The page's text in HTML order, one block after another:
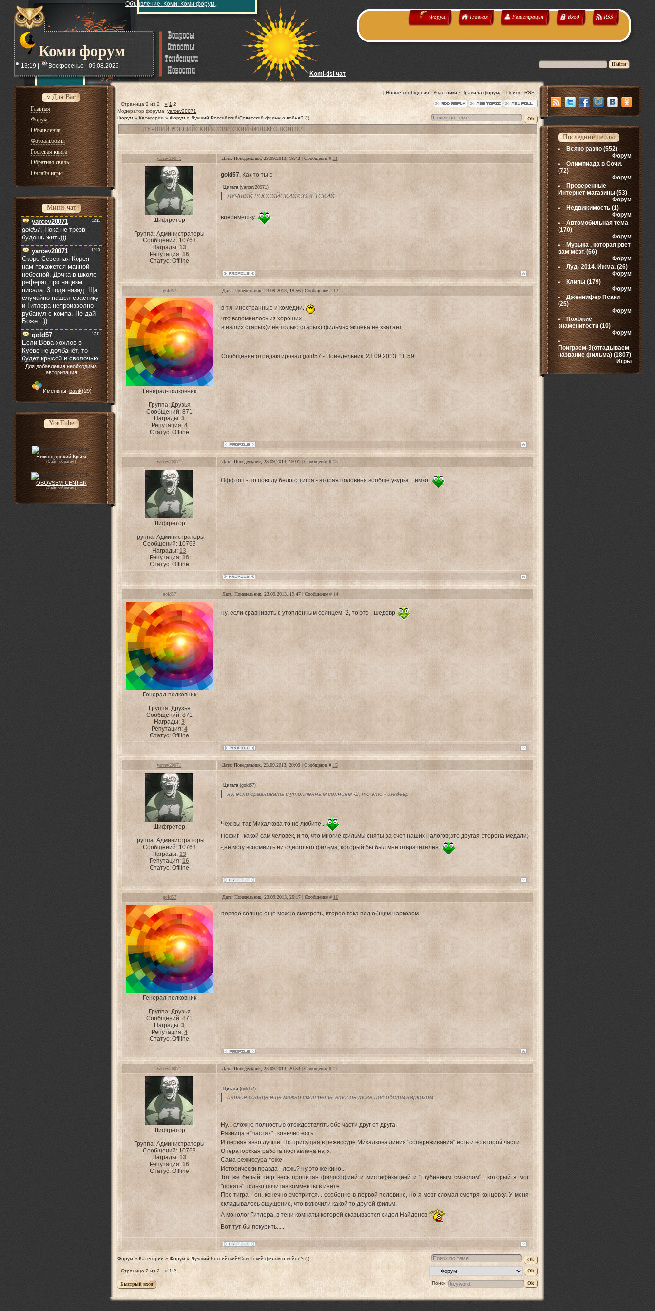
Коми форум
Объявление. Коми. Коми форум.
Форум Главная Регистрация Вход RSS
13:19 |
Воскресенье - 09.08.2026
Komi-dsl чат
v Для Вас
Главная
Форум
Объявления
Фотоальбомы
Гостевая книга
Обратная связь
Онлайн игры
Мини-чат
Для добавления необходима
авторизация
Именины:basik(29)
YouTube
Нижнегорский Крым
(Сайт побратим)
OBOVSEM-CENTER
(Сайт побратим)
[ Новые сообщения· Участники · Правила форума · Поиск· RSS]
Страница2 из 2 « 1 2
Модератор форума: yarcev20071
Форум » Категории » Форум » Лучший Российский/Советский фильм о войне? (.)
ЛУЧШИЙ РОССИЙСКИЙ/СОВЕТСКИЙ ФИЛЬМ О ВОЙНЕ?
yarcev20071 Дата: Понедельник, 23.09.2013, 18:42 | Сообщение # 11
Шифгретор
Группа: Администраторы
Сообщений: 10763
Награды:13
Репутация: 16
Статус: Offline
gold57, Как то ты с
Цитата(yarcev20071)
ЛУЧШИЙ РОССИЙСКИЙ/СОВЕТСКИЙ
вперемешку.
gold57 Дата: Понедельник, 23.09.2013, 18:56 | Сообщение # 12
Генерал-полковник
Группа: Друзья
Сообщений:871
Награды:3
Репутация: 4
Статус:Offline
в т.ч. иностранные и комедии.
что вспомнилось из хороших...
в наших старых(и не только старых) фильмах экшена не хватает
Сообщение отредактировал gold57 - Понедельник, 23.09.2013, 18:59
yarcev20071 Дата: Понедельник, 23.09.2013, 19:01 | Сообщение # 13
Шифгретор
Группа: Администраторы
Сообщений: 10763
Награды:13
Репутация: 16
Статус: Offline
Оффтоп - по поводу белого тигра - вторая половина вообще укурка... имхо.
gold57 Дата: Понедельник, 23.09.2013, 19:47 | Сообщение # 14
Генерал-полковник
Группа: Друзья
Сообщений:871
Награды:3
Репутация: 4
Статус:Offline
ну, если сравнивать с утопленным солнцем -2, то это - шедевр
yarcev20071 Дата: Понедельник, 23.09.2013, 20:09 | Сообщение # 15
Шифгретор
Группа: Администраторы
Сообщений: 10763
Награды:13
Репутация: 16
Статус: Offline
Цитата(gold57)
ну, если сравнивать с утопленным солнцем -2, то это - шедевр
Чёж вы так Михалкова то не любите..
Пофиг - какой сам человек, и то, что многие фильмы сняты за счет наших налогов(это другая сторона медали)
-,не могу вспомнить ни одного его фильма, который бы был мне отвратителен.
gold57 Дата: Понедельник, 23.09.2013, 20:17 | Сообщение # 16
Генерал-полковник
Группа: Друзья
Сообщений:871
Награды:3
Репутация: 4
Статус:Offline
первое солнце еще можно смотреть, второе тока под общим наркозом
yarcev20071 Дата: Понедельник, 23.09.2013, 20:53 | Сообщение # 17
Шифгретор
Группа: Администраторы
Сообщений: 10763
Награды:13
Репутация: 16
Статус: Offline
Цитата(gold57)
первое солнце еще можно смотреть, второе тока под общим наркозом
Ну... сложно полностью отождествлять обе части друг от друга.
Разница в "частях" , конечно есть.
И первая явно лучше. Но присущая в режиссуре Михалкова линия "сопереживания" есть и во второй части.
Операторская работа поставлена на 5.
Сама режиссура тоже.
Исторически правда - ложь? ну это же кино...
Тот же белый тигр весь пропитан философией и мистификацией и "глубинным смыслом" , который я мог
"понять" только почитав комменты в инете.
Про тигра - он, конечно смотрится... особенно в первой половине, но я мозг сломал смотря концовку. У меня
складывалось ощущение, что включили какой то другой фильм.
А монолог Гитлера, в тени комнаты которой оказывается сидел Найденов
Вот тут бы покурить.....
Форум » Категории » Форум » Лучший Российский/Советский фильм о войне? (.)
Страница 2 из 2 « 1 2
Поиск:
Последние перлы
Всяко разно (552)
Форум
Олимпиада в Сочи.
(72)
Форум
Проверенные
Интернет магазины (53)
Форум
Недвижимость (1)
Форум
Автомобильная тема
(170)
Форум
Музыка , которая рвет
вам мозг. (66)
Форум
Луд- 2014. Ижма. (26)
Форум
Клипы (179)
Форум
Дженнифер Псаки
(25)
Форум
Похожие
знаменитости (10)
Форум
Поиграем-3(отгадываем
название фильма) (1807)
Игры